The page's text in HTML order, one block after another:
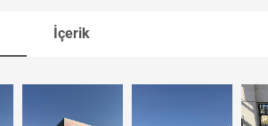
İçerik